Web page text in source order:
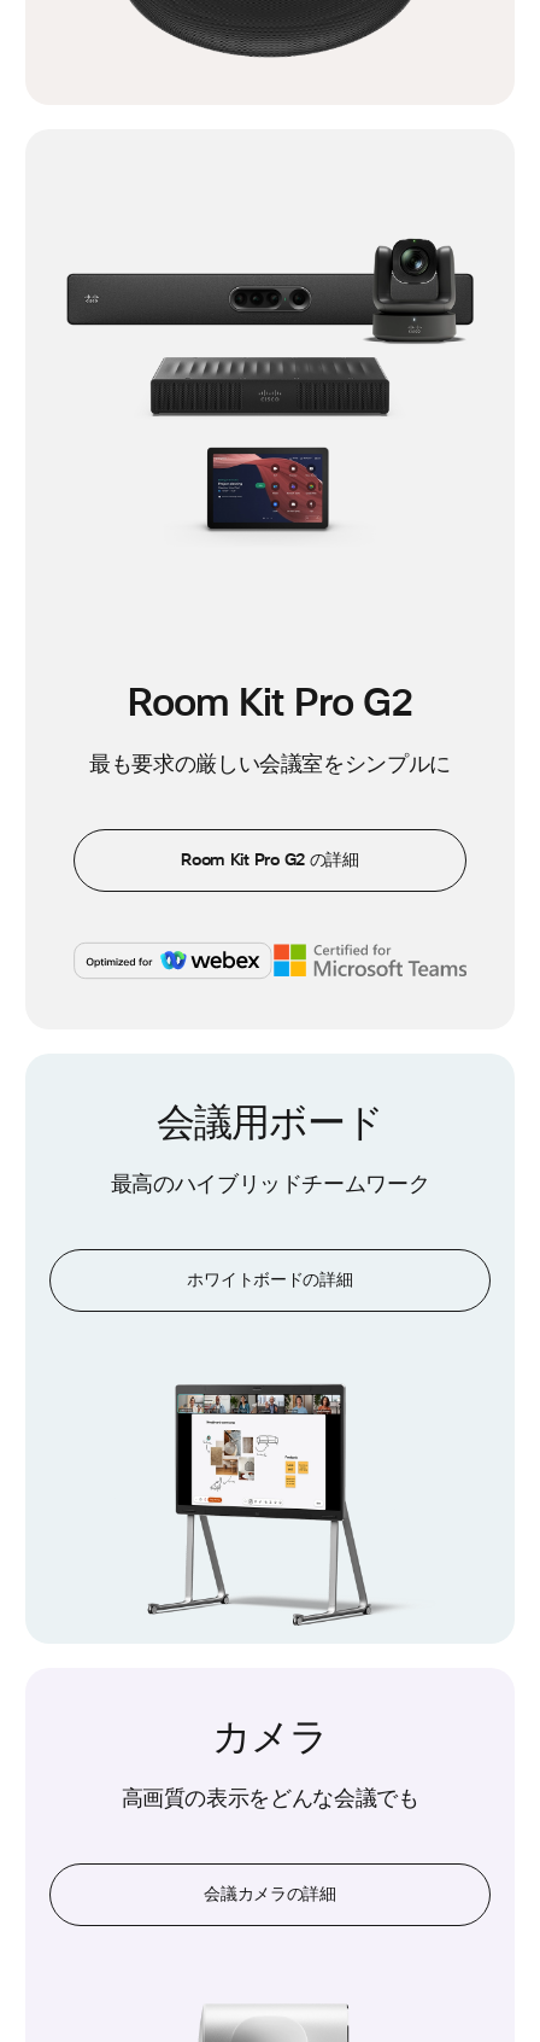
Room Kit Pro G2
最も要求の厳しい会議室をシンプルに
Room Kit Pro G2 の詳細
会議用ボード
最高のハイブリッドチームワーク
ホワイトボードの詳細
カメラ
高画質の表示をどんな会議でも
会議カメラの詳細